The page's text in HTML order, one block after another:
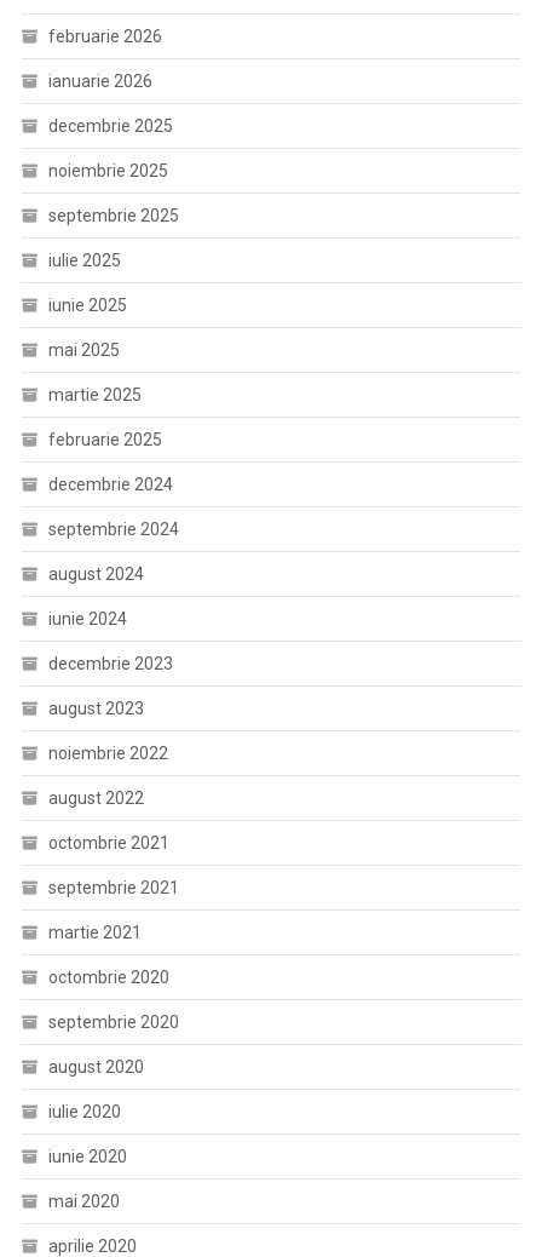
februarie 2026
ianuarie 2026
decembrie 2025
noiembrie 2025
septembrie 2025
iulie 2025
iunie 2025
mai 2025
martie 2025
februarie 2025
decembrie 2024
septembrie 2024
august 2024
iunie 2024
decembrie 2023
august 2023
noiembrie 2022
august 2022
octombrie 2021
septembrie 2021
martie 2021
octombrie 2020
septembrie 2020
august 2020
iulie 2020
iunie 2020
mai 2020
aprilie 2020